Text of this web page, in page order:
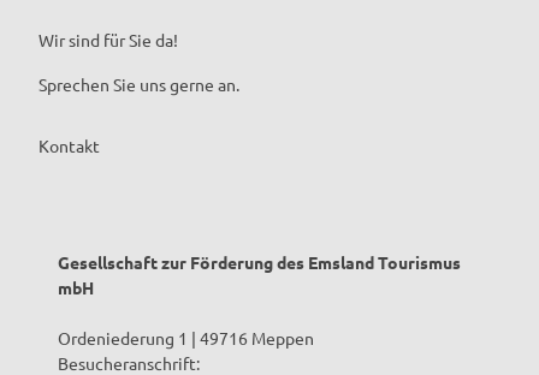
Wir sind für Sie da!
Sprechen Sie uns gerne an.
Kontakt
Gesellschaft zur Förderung des Emsland Tourismus
mbH
Ordeniederung 1 | 49716 Meppen
Besucheranschrift: